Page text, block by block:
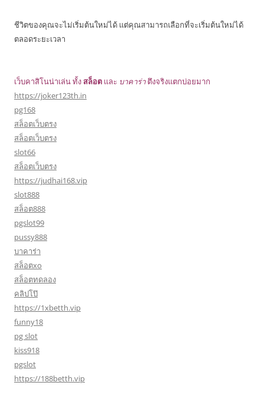
ชีวิตของคุณจะไม่เริ่มต้นใหม่ได้ แต่คุณสามารถเลือกที่จะเริ่มต้นใหม่ได้
ตลอดระยะเวลา
เว็บคาสิโนน่าเล่น ทั้งสล็อต และ บาคาร่าตึงจริงแตกบ่อยมาก
https://joker123th.in
pg168
สล็อตเว็บตรง
สล็อตเว็บตรง
slot66
สล็อตเว็บตรง
https://judhai168.vip
slot888
สล็อต888
pgslot99
pussy888
บาคาร่า
สล็อตxo
สล็อตทดลอง
คลิปโป๊
https://1xbetth.vip
funny18
pg slot
kiss918
pgslot
https://188betth.vip